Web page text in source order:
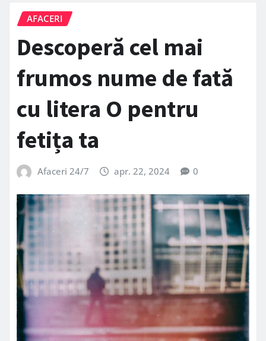
AFACERI
Descoperă cel mai
frumos nume de fată
cu litera O pentru
fetița ta
Afaceri 24/7 apr. 22, 2024 0